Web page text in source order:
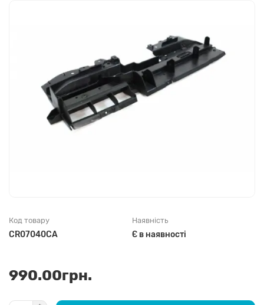
Код товару
CR07040CA
Наявність
Є в наявності
990.00грн.